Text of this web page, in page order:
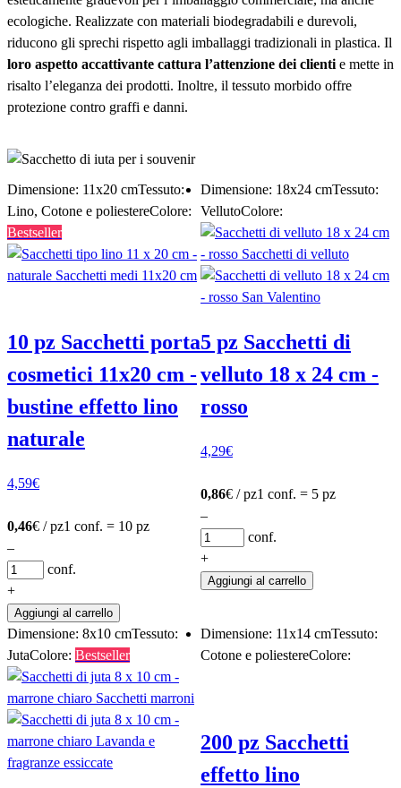
ecologiche. Realizzate con materiali biodegradabili e durevoli,
riducono gli sprechi rispetto agli imballaggi tradizionali in plastica. Il
loro aspetto accattivante cattura l’attenzione dei clienti e mette in
risalto l’eleganza dei prodotti. Inoltre, il tessuto morbido offre
protezione contro graffi e danni.
Dimensione: 11x20 cmTessuto:
Lino, Cotone e poliestereColore:
Bestseller
10 pz Sacchetti porta
cosmetici 11x20 cm -
bustine effetto lino
naturale
4,59€
0,46€ / pz1 conf. = 10 pz
–
conf.
+
Aggiungi al carrello
Dimensione: 18x24 cmTessuto:
VellutoColore:
5 pz Sacchetti di
velluto 18 x 24 cm -
rosso
4,29€
0,86€ / pz1 conf. = 5 pz
–
conf.
+
Aggiungi al carrello
Dimensione: 8x10 cmTessuto:
JutaColore: Bestseller
Dimensione: 11x14 cmTessuto:
Cotone e poliestereColore:
200 pz Sacchetti
effetto lino